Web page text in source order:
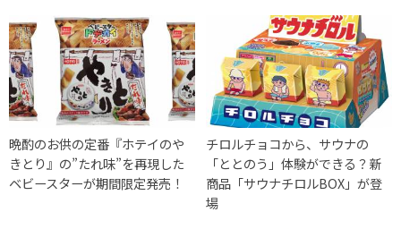
晩酌のお供の定番『ホテイのや
きとり』の”たれ味”を再現した
ベビースターが期間限定発売！
チロルチョコから、サウナの
「ととのう」体験ができる？新
商品「サウナチロルBOX」が登
場